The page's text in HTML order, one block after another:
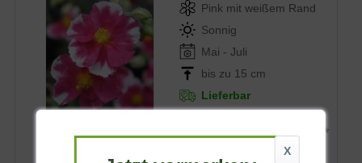
Pink mit weißem Rand
Sonnig
Mai - Juli
bis zu 15 cm
Lieferbar
4,10 € *
X